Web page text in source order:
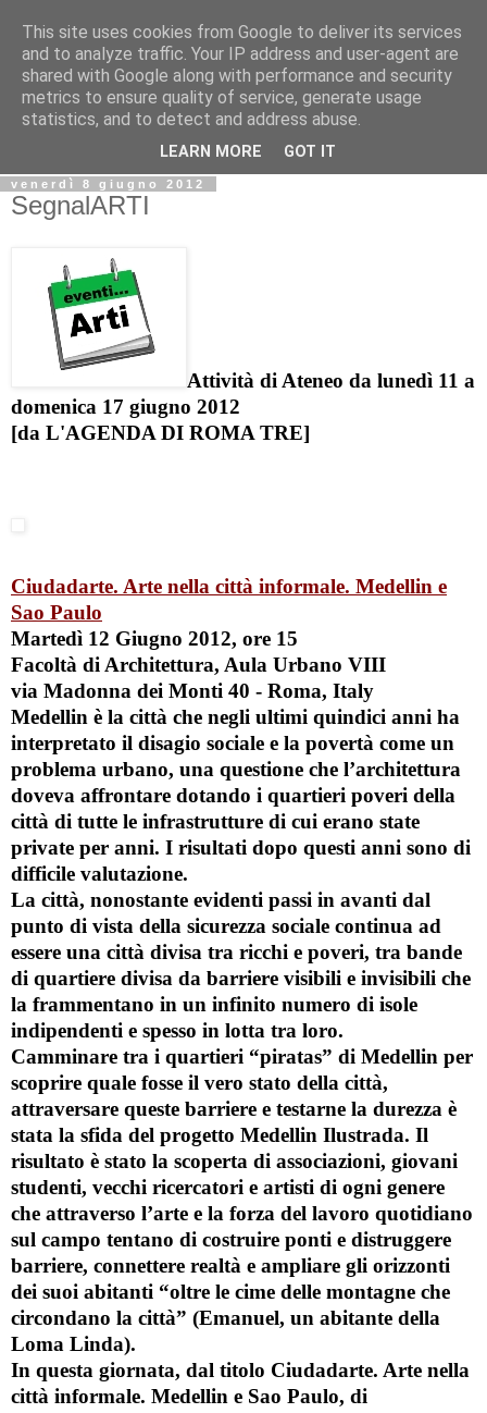
Biblio@rti in
Il Blog della Biblioteca di Area delle arti per condividere
informazioni iniziative incontri
venerdì 8 giugno 2012
SegnalARTI
Attività di Ateneo da lunedì 11 a
domenica 17 giugno 2012
[da L'AGENDA DI ROMA TRE]
Ciudadarte. Arte nella città informale. Medellin e
Sao Paulo
Martedì 12 Giugno 2012, ore 15
Facoltà di Architettura, Aula Urbano VIII
via Madonna dei Monti 40 - Roma, Italy
Medellin è la città che negli ultimi quindici anni ha
interpretato il disagio sociale e la povertà come un
problema urbano, una questione che l’architettura
doveva affrontare dotando i quartieri poveri della
città di tutte le infrastrutture di cui erano state
private per anni. I risultati dopo questi anni sono di
difficile valutazione.
La città, nonostante evidenti passi in avanti dal
punto di vista della sicurezza sociale continua ad
essere una città divisa tra ricchi e poveri, tra bande
di quartiere divisa da barriere visibili e invisibili che
la frammentano in un infinito numero di isole
indipendenti e spesso in lotta tra loro.
Camminare tra i quartieri “piratas” di Medellin per
scoprire quale fosse il vero stato della città,
attraversare queste barriere e testarne la durezza è
stata la sfida del progetto Medellin Ilustrada. Il
risultato è stato la scoperta di associazioni, giovani
studenti, vecchi ricercatori e artisti di ogni genere
che attraverso l’arte e la forza del lavoro quotidiano
sul campo tentano di costruire ponti e distruggere
barriere, connettere realtà e ampliare gli orizzonti
dei suoi abitanti “oltre le cime delle montagne che
circondano la città” (Emanuel, un abitante della
Loma Linda).
In questa giornata, dal titolo Ciudadarte. Arte nella
città informale. Medellin e Sao Paulo, di
This site uses cookies from Google to deliver its services
and to analyze traffic. Your IP address and user-agent are
shared with Google along with performance and security
metrics to ensure quality of service, generate usage
statistics, and to detect and address abuse.
LEARN MORE GOT IT